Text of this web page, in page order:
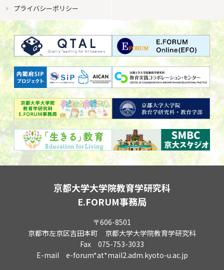
プライバシーポリシー
京都大学大学院教育学研究科
E.FORUM事務局
〒606-8501
京都市左京区吉田本町 京都大学大学院教育学研究科
Fax 075-753-3033
E-mail e-forum*at*mail2.adm.kyoto-u.ac.jp